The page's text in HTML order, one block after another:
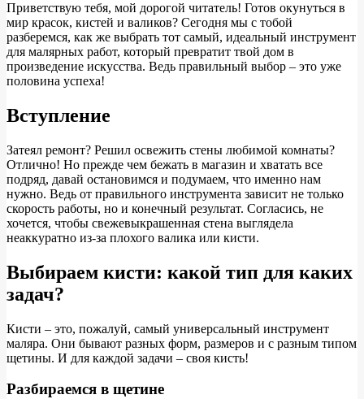
Приветствую тебя, мой дорогой читатель! Готов окунуться в
мир красок, кистей и валиков? Сегодня мы с тобой
разберемся, как же выбрать тот самый, идеальный инструмент
для малярных работ, который превратит твой дом в
произведение искусства. Ведь правильный выбор – это уже
половина успеха!
Вступление
Затеял ремонт? Решил освежить стены любимой комнаты?
Отлично! Но прежде чем бежать в магазин и хватать все
подряд, давай остановимся и подумаем, что именно нам
нужно. Ведь от правильного инструмента зависит не только
скорость работы, но и конечный результат. Согласись, не
хочется, чтобы свежевыкрашенная стена выглядела
неаккуратно из-за плохого валика или кисти.
Выбираем кисти: какой тип для каких
задач?
Кисти – это, пожалуй, самый универсальный инструмент
маляра. Они бывают разных форм, размеров и с разным типом
щетины. И для каждой задачи – своя кисть!
Разбираемся в щетине